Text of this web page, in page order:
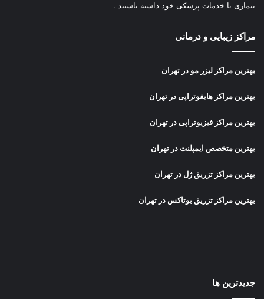
بیماری یا خدمات پزشکی خود داشته باشیند .
مراکز زیبایی و درمانی
بهترین مراکز لیزر مو در تهران
بهترین مراکز هایفوتراپی در تهران
بهترین مراکز فیزیوتراپی در تهران
بهترین متخصص ایمپلنت در تهران
بهترین مراکز تزریق ژل در تهران
بهترین مراکز تزریق بوتاکس در تهران
جدیدترین ها